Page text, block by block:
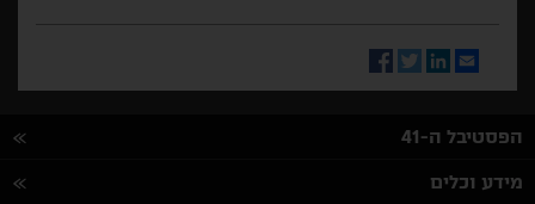
Email
LinkedIn
Twitter
Facebook
הפסטיבל ה-41
מידע וכלים